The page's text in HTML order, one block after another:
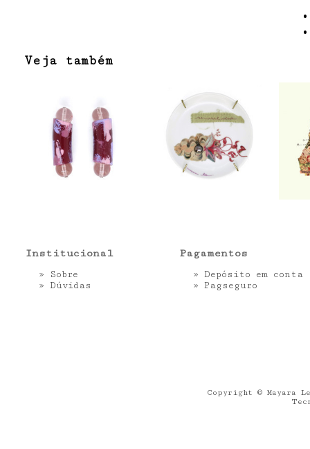
Veja também
Institucional
»
Sobre
» Dúvidas
Pagamentos
» Depósito em conta
» Pagseguro
Copyright © Mayara